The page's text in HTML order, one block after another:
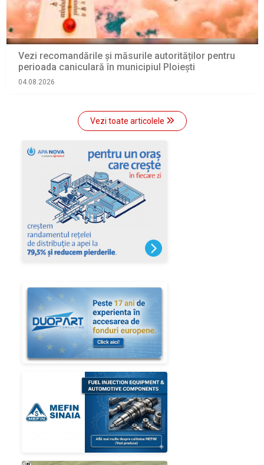
Vezi recomandările și măsurile autorităților pentru
perioada caniculară în municipiul Ploiești
04.08.2026
Vezi toate articolele